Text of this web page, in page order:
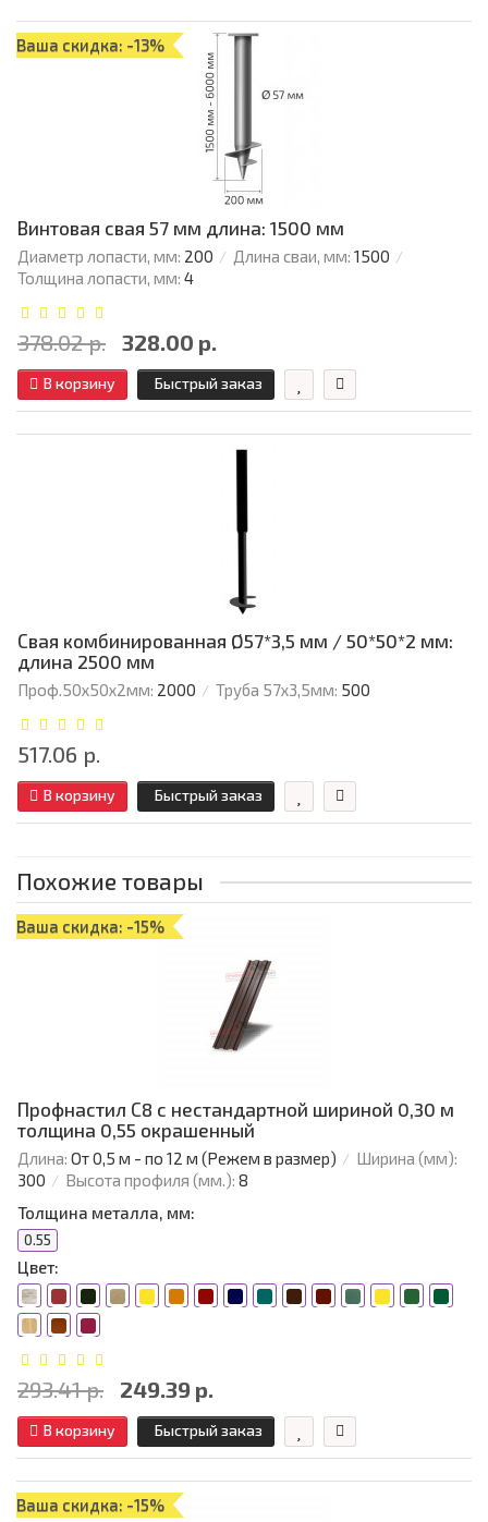
Ваша скидка: -13%
Винтовая свая 57 мм длина: 1500 мм
Диаметр лопасти, мм: 200 Длина сваи, мм: 1500
Толщина лопасти, мм: 4
378.02 р. 328.00 р.
В корзину Быстрый заказ
Свая комбинированная Ø57*3,5 мм / 50*50*2 мм:
длина 2500 мм
Проф.50х50х2мм: 2000 Труба 57х3,5мм: 500
517.06 р.
В корзину Быстрый заказ
Похожие товары
Ваша скидка: -15%
Профнастил С8 с нестандартной шириной 0,30 м
толщина 0,55 окрашенный
Длина: От 0,5 м - по 12 м (Режем в размер)
Ширина (мм):
300
Высота профиля (мм.): 8
Толщина металла, мм:
0.55
Цвет:
293.41 р. 249.39 р.
В корзину Быстрый заказ
Ваша скидка: -15%